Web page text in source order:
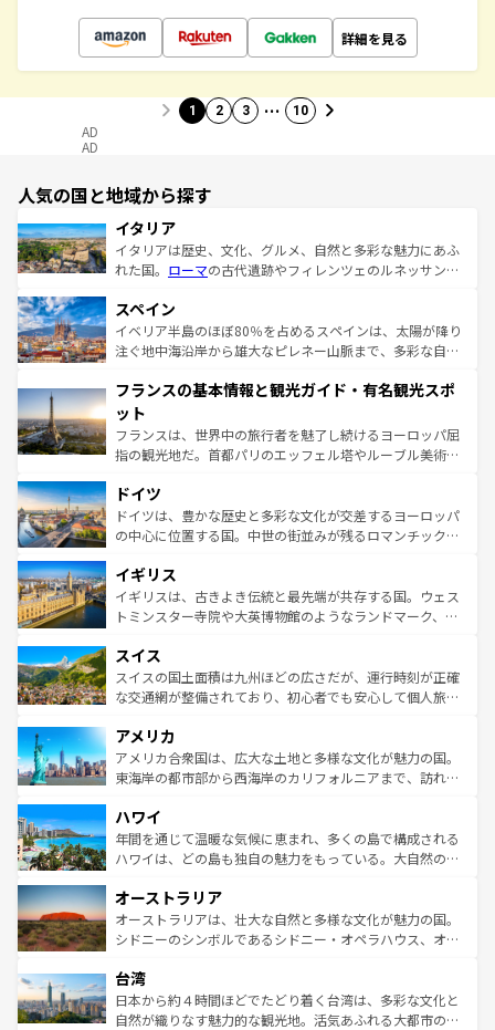
詳細を見る
1 2 3 … 10
AD
AD
人気の国と地域から探す
イタリア
イタリアは歴史、文化、グルメ、自然と多彩な魅力にあふ
れた国。 ローマの古代遺跡やフィレンツェのルネッサンス
ろん、トスカーナの美しい田園風景やアマルフィ海岸の絶
景など、自然景観も見逃せない。観光の合間には、本場の
ピザやパスタなど、絶品のイタリア料理を堪能することも
ませてくれるイタリアで、忘れられない旅をしてみよう！
なお、新着のイタリア情報は
しい。
スペイン
イベリア半島のほぼ80％を占めるスペインは、太陽が降り
注ぐ地中海沿岸から雄大なピレネー山脈まで、多彩な自然
文化が根付くこの国では、情熱的なフラメンコ、熱気あふ
れる闘牛、そして美味しいタパスが生活の一部となってい
る。首都マドリードの洗練された雰囲気や、バルセロナの
アートに溢れた街角から、地方では古代ローマ遺跡や中世
せる。地方によって風土や気候が異なるスペインはその個
性で訪れる人を魅了する。 なお、新着のスペイン情報は コ
ンテンツ一覧を参照してほしい。
フランスの基本情報と観光ガイド・有名観光スポ
ット
フランスは、世界中の旅行者を魅了し続けるヨーロッパ屈
指の観光地だ。首都パリのエッフェル塔やルーブル美術館
で、幅広い魅力が詰まっている。華麗な宮殿、歴史的な大
聖堂、美しいビーチ、そして豊かな自然が、訪れる者を心
から魅了する。また、フランスは美食の国としても知ら
いる。シャンパンの発祥地であるランス、プロヴァンスの
香り高いラベンダー畑など、多彩な楽しみ方が可能だ。さ
らに、パリ以外の地域にも魅力が溢れており、どの街角に
れる地方に足を運ぶとそれぞれで全く異なる文化を体験で
きるだろう。 なお、新着のフランス情報はコンテンツ一覧
を参照してほしい。
ドイツ
ドイツは、豊かな歴史と多彩な文化が交差するヨーロッパ
の中心に位置する国。中世の街並みが残るロマンチック街
顔を持つこの国は、どこを歩いても飽きることがない。ベ
ルリンの文化的活気、バイエルン州のアルプスの絶景、そ
してライン川沿いのワイン畑といった風景は必見。ビール
は、お酒好きな人にはぜひ体験してほしい。 なお、新着の
ドイツ情報はコンテンツ一覧を参照してほしい。
イギリス
イギリスは、古きよき伝統と最先端が共存する国。ウェス
トミンスター寺院や大英博物館のようなランドマーク、歴
リアごとに異なる魅力がある。また、優雅なアフタヌーン
ティー、ビール好きにはたまらない英国パブ、サッカー観
戦など、本場だからこそできる体験も豊富。イギリスを旅
ンツ一覧を参照してほしい。
スイス
スイスの国土面積は九州ほどの広さだが、運行時刻が正確
な交通網が整備されており、初心者でも安心して個人旅行
の建物がそのまま残る町や、スイスならではのユニークな
博物館もあり、アルプス観光だけでなく町歩きも満喫する
ことができる。国民の所得が高いため物価も高いが、旅行
ば市内交通費無料で観光を楽しむこともできる。 なお、新
着のスイス情報はコンテンツ一覧 を参照してほしい。
アメリカ
アメリカ合衆国は、広大な土地と多様な文化が魅力の国。
東海岸の都市部から西海岸のカリフォルニアまで、訪れる
のような巨大都市は、観光、ショッピング、エンターテイ
ンメントが詰まった刺激的なスポットだ。一方、アメリカ
西部には大自然が広がり、グランドキャニオンやイエロー
部のニューオーリンズでは、音楽と美食が融合した独特の
文化が魅力。旅行者はアメリカの各地域で異なる魅力を楽
しみながら、その多様性と豊かな歴史を感じることができ
ならではの贅沢な旅のスタイルだ。 なお、新着のアメリカ
情報はコンテンツ一覧を参照してほしい。
ハワイ
年間を通じて温暖な気候に恵まれ、多くの島で構成される
ハワイは、どの島も独自の魅力をもっている。大自然の神
ワイ島は見逃せない。また、定番の観光地といえばオアフ
島だが、静かな自然を求めるならマウイ島やカウアイ島が
おすすめ。エメラルドグリーンに輝く海をはじめ、豊かな
れるおもてなしの心で訪れる人々を迎えてくれるハワイの
人々、おいしいローカルフードやハワイアンミュージッ
ク、伝統的なフラダンスなど、すべてがハワイの魅力を彩
オーストラリア
オーストラリアは、壮大な自然と多様な文化が魅力の国。
シドニーのシンボルであるシドニー・オペラハウス、オー
リアリーフや大陸中央部にそびえるウルル（エアーズロッ
ク）、タスマニアの美しい原生林やケアンズの熱帯雨林な
ど、見どころがたくさん。また、カフェやワイン、オージ
台湾
日本から約４時間ほどでたどり着く台湾は、多彩な文化と
自然が織りなす魅力的な観光地。活気あふれる大都市の台